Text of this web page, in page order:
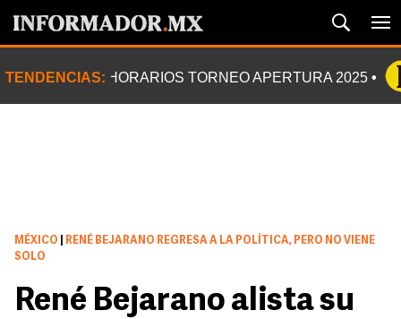
TENDENCIAS: HORARIOS TORNEO APERTURA 2025
MÉXICO
RENÉ BEJARANO REGRESA A LA POLÍTICA, PERO NO VIENE
SOLO
René Bejarano alista su